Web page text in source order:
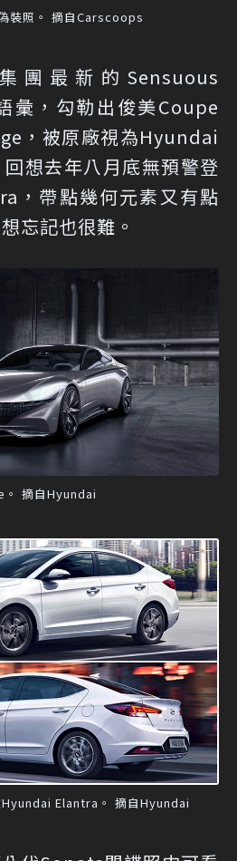
裝照。 摘自Carscoops
團最新的Sensuous
彙，勾勒出俊美Coupe
，被原廠視為Hyundai
想去年八月底無預警登
，帶點幾何元素又有點
忘記也很難。
摘自Hyundai
Elantra。 摘自Hyundai